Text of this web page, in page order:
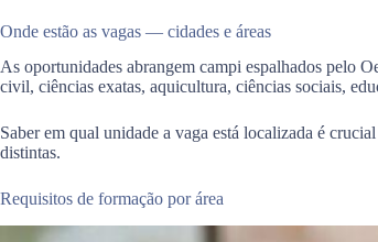
Onde estão as vagas — cidades e áreas
As oportunidades abrangem campi espalhados pelo
civil, ciências exatas, aquicultura, ciências sociais,
Saber em qual unidade a vaga está localizada é
distintas.
Requisitos de formação por área